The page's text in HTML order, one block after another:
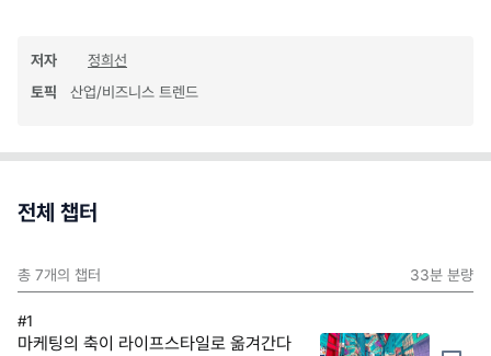
저자
정희선
토픽
산업/비즈니스 트렌드
전체 챕터
총 7개의 챕터 33분 분량
#1
마케팅의 축이 라이프스타일로 옮겨간다